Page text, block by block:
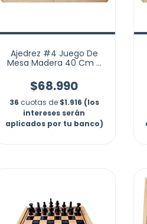
Ajedrez #4 Juego De
Mesa Madera 40 Cm X
$68.990
36 cuotas de $1.916 (los
intereses serán
aplicados por tu banco)